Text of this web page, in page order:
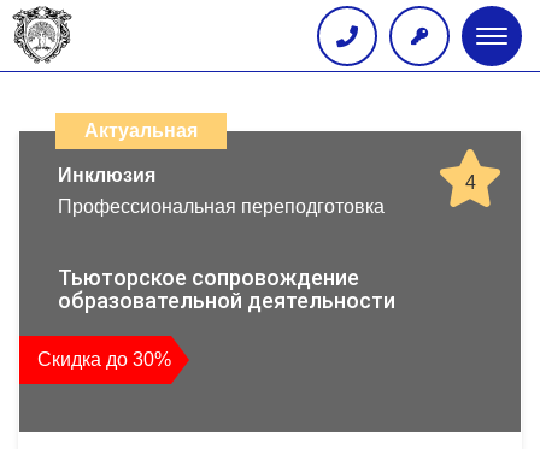
меню
дистанционных
образовательных
повышения
квалификации
и
профессиональной
Актуальная
4
Инклюзия
Профессиональная переподготовка
Тьюторское сопровождение
образовательной деятельности
Скидка до 30%